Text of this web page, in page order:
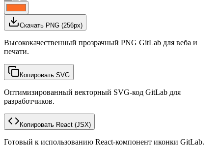
Скачать PNG (256px)
Высококачественный прозрачный PNG GitLab для веба и
печати.
Копировать SVG
Оптимизированный векторный SVG-код GitLab для
разработчиков.
Копировать React (JSX)
Готовый к использованию React-компонент иконки GitLab.